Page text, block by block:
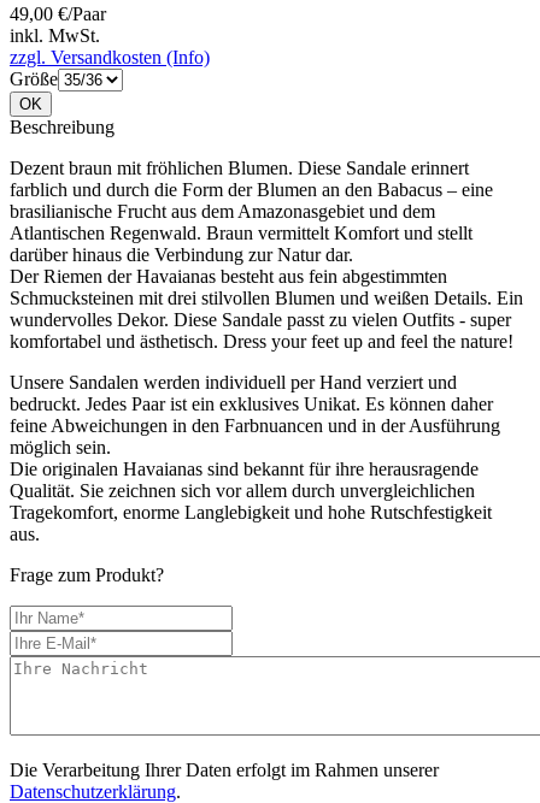
49,00 €/Paar
inkl. MwSt.
zzgl. Versandkosten (Info)
Größe
OK
Beschreibung
Dezent braun mit fröhlichen Blumen. Diese Sandale erinnert
farblich und durch die Form der Blumen an den Babacus – eine
brasilianische Frucht aus dem Amazonasgebiet und dem
Atlantischen Regenwald. Braun vermittelt Komfort und stellt
darüber hinaus die Verbindung zur Natur dar.
Der Riemen der Havaianas besteht aus fein abgestimmten
Schmucksteinen mit drei stilvollen Blumen und weißen Details. Ein
wundervolles Dekor. Diese Sandale passt zu vielen Outfits - super
komfortabel und ästhetisch. Dress your feet up and feel the nature!
Unsere Sandalen werden individuell per Hand verziert und
bedruckt. Jedes Paar ist ein exklusives Unikat. Es können daher
feine Abweichungen in den Farbnuancen und in der Ausführung
möglich sein.
Die originalen Havaianas sind bekannt für ihre herausragende
Qualität. Sie zeichnen sich vor allem durch unvergleichlichen
Tragekomfort, enorme Langlebigkeit und hohe Rutschfestigkeit
aus.
Frage zum Produkt?
Die Verarbeitung Ihrer Daten erfolgt im Rahmen unserer
Datenschutzerklärung.